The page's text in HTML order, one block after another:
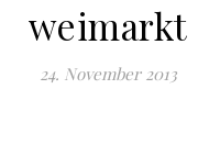
weimarkt
24. November 2013